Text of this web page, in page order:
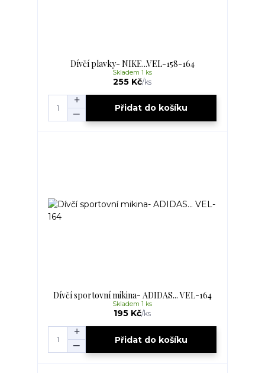
Dívčí plavky- NIKE...VEL-158-164
255 Kč/ks
Skladem 1 ks
Přidat do košíku
Dívčí sportovní mikina- ADIDAS... VEL-164
195 Kč/ks
Skladem 1 ks
Přidat do košíku